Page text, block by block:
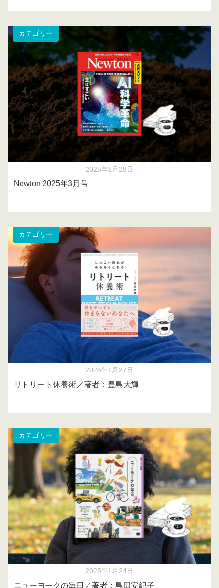
カテゴリー
2025年1月28日
Newton 2025年3月号
カテゴリー
2025年1月27日
リトリート休養術／著者：豊島大輝
カテゴリー
2025年1月24日
ニューヨークの毎日／著者：島田安紀子